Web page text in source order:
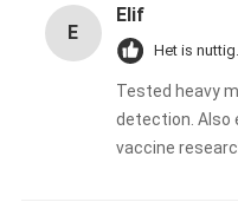
E
Elif
Het is
Tested heavy
detection. Also
vaccine